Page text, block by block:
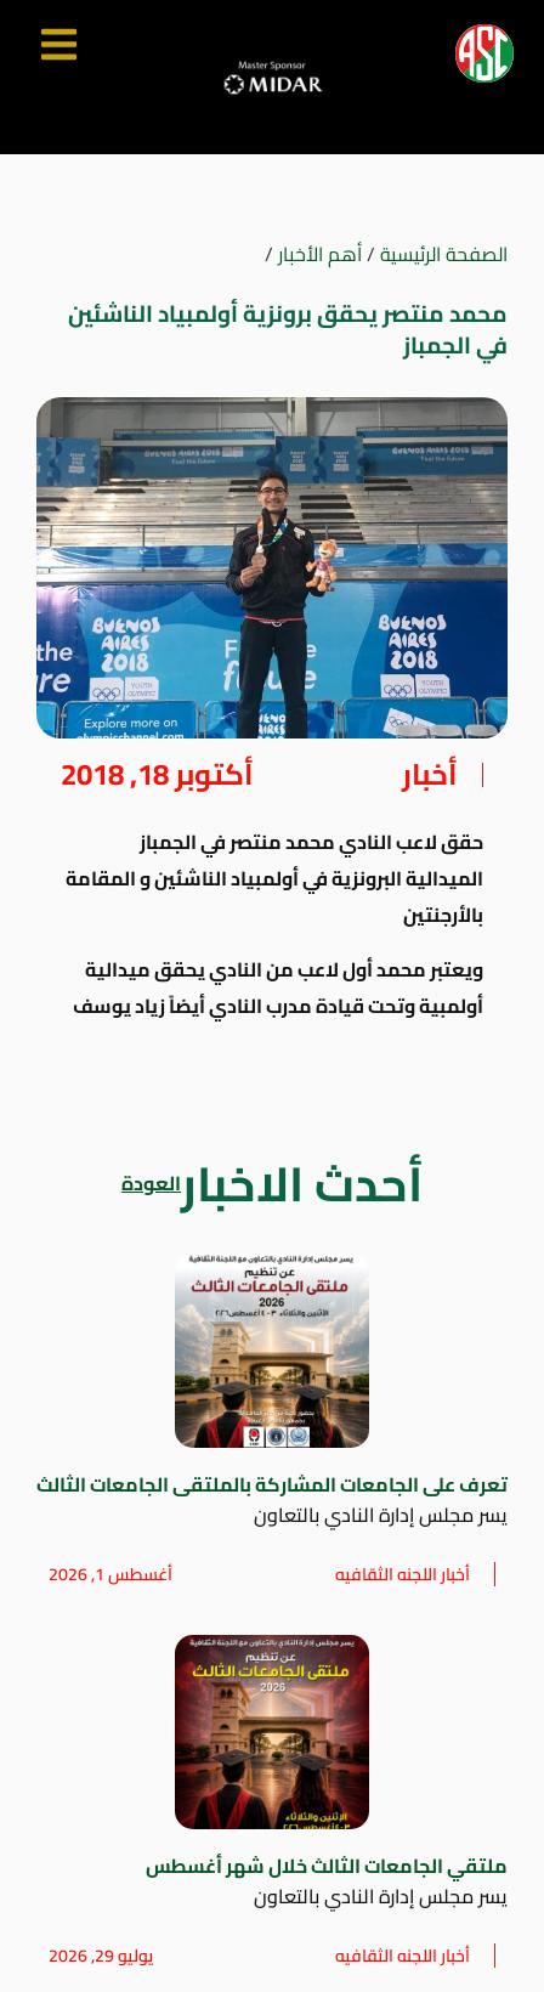
الصفحة الرئيسية/أهم الأخبار/
محمد منتصر يحقق برونزية أولمبياد الناشئين
في الجمباز
أخبار أكتوبر 18, 2018
حقق لاعب النادي محمد منتصر في الجمباز
الميدالية البرونزية في أولمبياد الناشئين و المقامة
بالأرجنتين
ويعتبر محمد أول لاعب من النادي يحقق ميدالية
أولمبية وتحت قيادة مدرب النادي أيضاً زياد يوسف
أحدث الاخبارالعودة
تعرف على الجامعات المشاركة بالملتقى الجامعات الثالث
يسر مجلس إدارة النادي بالتعاون
أخبار اللجنه الثقافيه أغسطس 1, 2026
ملتقي الجامعات الثالث خلال شهر أغسطس
يسر مجلس إدارة النادي بالتعاون
أخبار اللجنه الثقافيه يوليو 29, 2026